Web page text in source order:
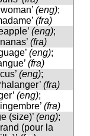
(eng);
(fra)
(eng);
(fra)
(eng);
(fra)
(eng);
(fra)
(eng);
(fra)
(size)’ (eng);
(pour la